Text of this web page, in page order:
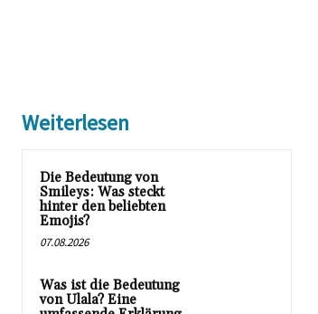
Weiterlesen
Die Bedeutung von
Smileys: Was steckt
hinter den beliebten
Emojis?
07.08.2026
Was ist die Bedeutung
von Ulala? Eine